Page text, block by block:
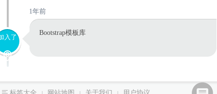
1年前
入了
Bootstrap模板库